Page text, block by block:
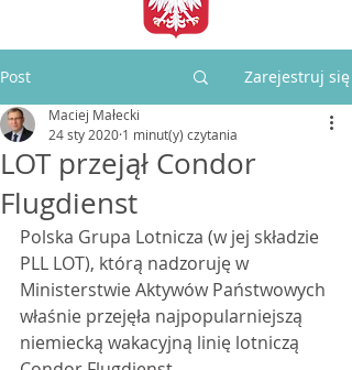
Post Zarejestruj się
LOT przejął Condor
Flugdienst
Maciej Małecki
24 sty 2020 1 minut(y) czytania
Polska Grupa Lotnicza (w jej składzie
PLL LOT), którą nadzoruję w
Ministerstwie Aktywów Państwowych
właśnie przejęła najpopularniejszą
niemiecką wakacyjną linię lotniczą